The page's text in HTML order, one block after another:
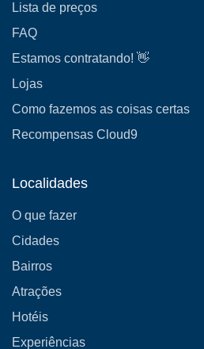
Lista de preços
FAQ
Estamos contratando! 👋
Lojas
Como fazemos as coisas certas
Recompensas Cloud9
Localidades
O que fazer
Cidades
Bairros
Atrações
Hotéis
Experiências